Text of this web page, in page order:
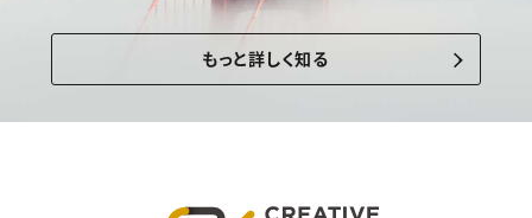
もっと詳しく知る